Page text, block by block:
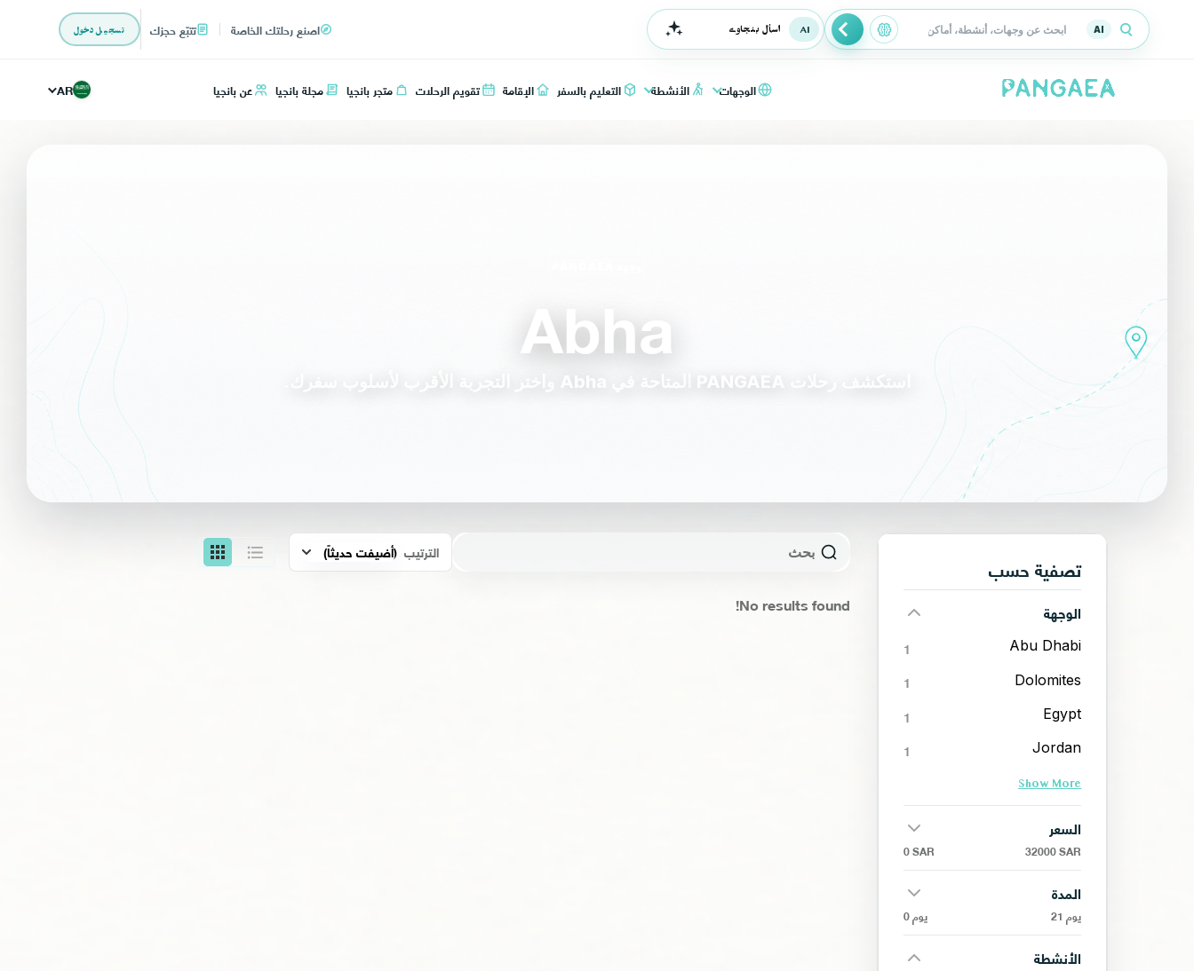
AI اسأل بنجاوي اصنع رحلتك الخاصة تتبّع حجزك تسجيل دخول
الوجهات الأنشطة التعليم بالسفر الإقامة تقويم الرحلات متجر بانجيا مجلة بانجيا عن بانجيا AR
Abha
تصفية حسب
الوجهة
Abu Dhabi
1
Dolomites
1
Egypt
1
Jordan
1
Show More
السعر
0 SAR 32000 SAR
المدة
0 يوم 21 يوم
الأنشطة
الترتيب (أضيفت حديثاً)
No results found!